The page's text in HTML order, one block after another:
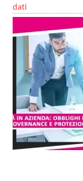
dati